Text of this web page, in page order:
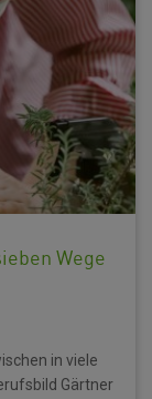
Wege
in viele
Gärtner